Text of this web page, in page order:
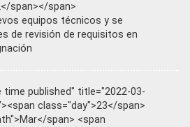
span></span>
equipos técnicos y se
de revisión de requisitos en
time published" title="2022-03-
class="day">23</span>
span> <span